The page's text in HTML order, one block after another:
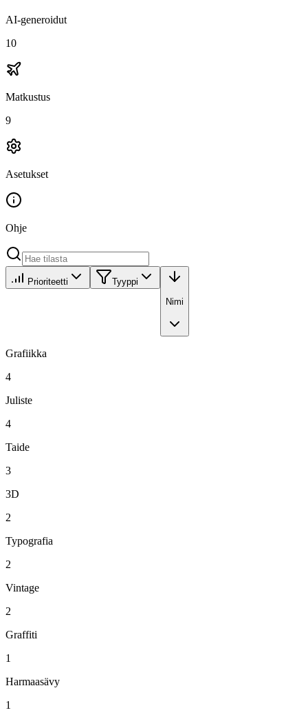
AI-generoidut
10
Matkustus
9
Asetukset
Ohje
Prioriteetti
Tyyppi
Nimi
Grafiikka
4
Juliste
4
Taide
3
3D
2
Typografia
2
Vintage
2
Graffiti
1
Harmaasävy
1